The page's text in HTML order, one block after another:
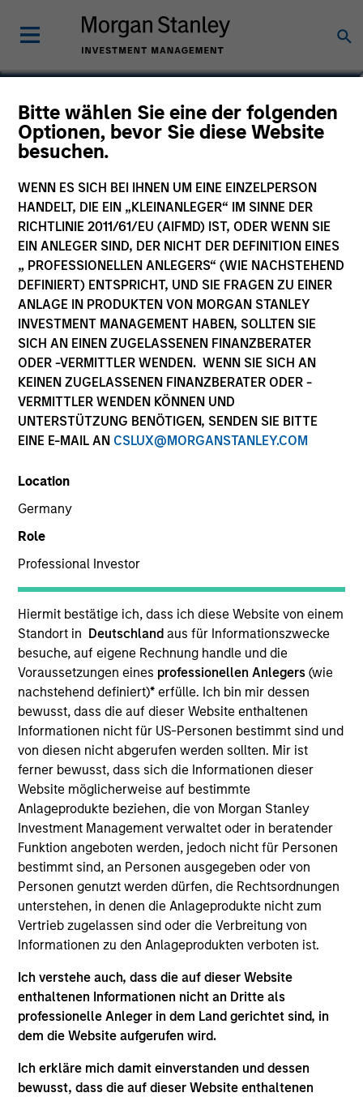
Bitte wählen Sie eine der folgenden
Optionen, bevor Sie diese Website
besuchen.
WENN ES SICH BEI IHNEN UM EINE EINZELPERSON
HANDELT, DIE EIN „KLEINANLEGER“ IM SINNE DER
RICHTLINIE 2011/61/EU (AIFMD) IST, ODER WENN SIE
EIN ANLEGER SIND, DER NICHT DER DEFINITION EINES
„ PROFESSIONELLEN ANLEGERS“ (WIE NACHSTEHEND
DEFINIERT) ENTSPRICHT, UND SIE FRAGEN ZU EINER
ANLAGE IN PRODUKTEN VON MORGAN STANLEY
INVESTMENT MANAGEMENT HABEN, SOLLTEN SIE
SICH AN EINEN ZUGELASSENEN FINANZBERATER
ODER -VERMITTLER WENDEN. WENN SIE SICH AN
KEINEN ZUGELASSENEN FINANZBERATER ODER -
VERMITTLER WENDEN KÖNNEN UND
UNTERSTÜTZUNG BENÖTIGEN, SENDEN SIE BITTE
EINE E-MAIL AN CSLUX@MORGANSTANLEY.COM
Location
Germany
Role
Professional Investor
Hiermit bestätige ich, dass ich diese Website von einem
Standort in Deutschland aus für Informationszwecke
besuche, auf eigene Rechnung handle und die
Voraussetzungen eines professionellen Anlegers(wie
nachstehend definiert)* erfülle. Ich bin mir dessen
bewusst, dass die auf dieser Website enthaltenen
Informationen nicht für US-Personen bestimmt sind und
von diesen nicht abgerufen werden sollten. Mir ist
ferner bewusst, dass sich die Informationen dieser
Website möglicherweise auf bestimmte
Anlageprodukte beziehen, die von Morgan Stanley
Investment Management verwaltet oder in beratender
Funktion angeboten werden, jedoch nicht für Personen
bestimmt sind, an Personen ausgegeben oder von
Personen genutzt werden dürfen, die Rechtsordnungen
unterstehen, in denen die Anlageprodukte nicht zum
Vertrieb zugelassen sind oder die Verbreitung von
Informationen zu den Anlageprodukten verboten ist.
Ich verstehe auch, dass die auf dieser Website
enthaltenen Informationen nicht an Dritte als
professionelle Anleger in dem Land gerichtet sind, in
dem die Website aufgerufen wird.
Ich erkläre mich damit einverstanden und dessen
bewusst, dass die auf dieser Website enthaltenen
Anuj Gulati, CFA
Managing Director, Global Head of
Fixed Income ESG Strategy & Research
YEARS OF INDUSTRY EXPERIENCE
25 Years
TEAM
Fixed Income Team
Anuj Gulati is the Global Head of Fixed Income ESG
Strategy & Research at MSIM and Calvert. In his
role, Anuj works with investors across the Fixed
Income organization to ensure a consistent
approach to development and application of Calvert
Research into Fixed Income portfolios. He is also
the co-chair of the Morgan Stanley Investment
Management Diversity Council. Prior to his current
role, Anuj was the Head of Fixed Income Credit
Research, with responsibilities spanning the
investment grade, high yield, and loan corporate
markets. He joined Morgan Stanley in 2009. He
began his career in the investment industry in 2001.
Previously, Anuj was a credit desk analyst for the
firm's Fixed Income Division. Prior to joining the
firm, he was a corporate credit analyst at Pequot
Capital Management, Credit Suisse Asset
Management, and TIAA-CREF. Anuj received a B.S.E.
in civil/environmental engineering from the